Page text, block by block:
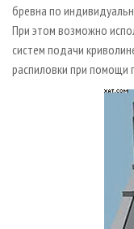
бревна по
При этом возможно
систем подачи
распиловки при помощи